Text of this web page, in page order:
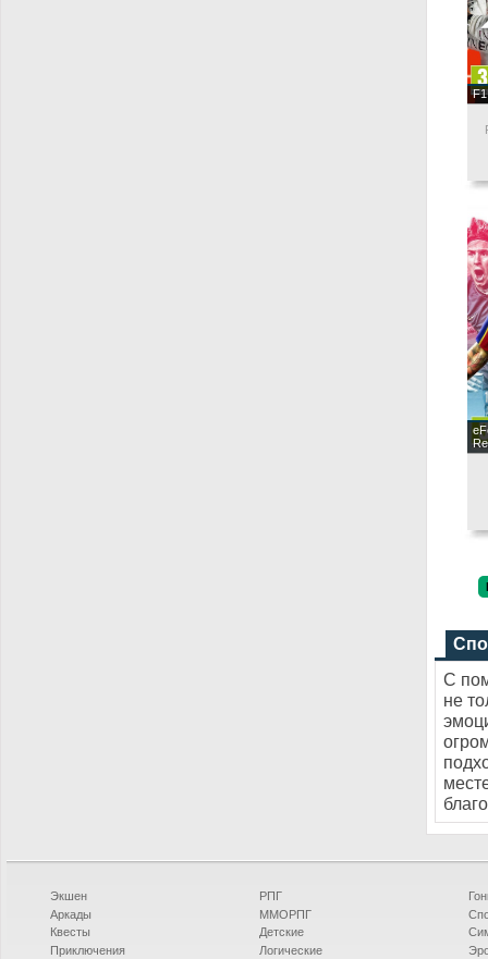
С
не
Экшен
Аркады
Квесты
Приключения
РПГ
ММОРПГ
Детские
Логические